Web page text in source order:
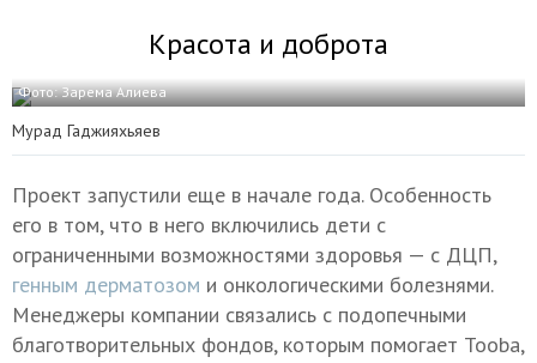
Красота и доброта
Фото: Зарема Алиева
Мурад Гаджияхьяев
Проект запустили еще в начале года. Особенность
его в том, что в него включились дети с
ограниченными возможностями здоровья — с ДЦП,
генным дерматозом и онкологическими болезнями.
Менеджеры компании связались с подопечными
благотворительных фондов, которым помогает Tooba,